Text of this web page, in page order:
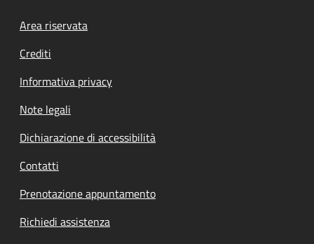
Footer menu
Area riservata
Crediti
Informativa privacy
Note legali
Dichiarazione di accessibilità
Contatti
Prenotazione appuntamento
Richiedi assistenza